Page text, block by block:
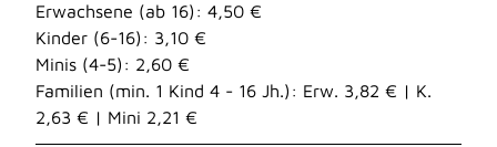
Erwachsene (ab 16): 4,50 €
Kinder (6-16): 3,10 €
Minis (4-5): 2,60 €
Familien (min. 1 Kind 4 - 16 Jh.): Erw. 3,82 € | K.
2,63 € | Mini 2,21 €